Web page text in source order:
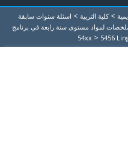
> كلية التربية > اسئلة سنوات سابقة
لمواد مستوى سنة رابعة في برنامج
> 5456